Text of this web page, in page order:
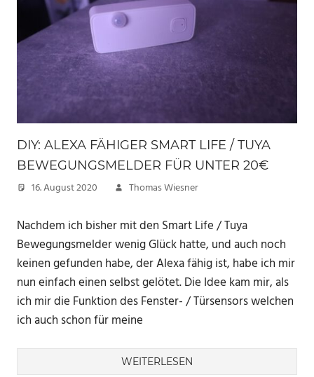
DIY: ALEXA FÄHIGER SMART LIFE / TUYA
BEWEGUNGSMELDER FÜR UNTER 20€
16. August 2020 Thomas Wiesner
Nachdem ich bisher mit den Smart Life / Tuya
Bewegungsmelder wenig Glück hatte, und auch noch
keinen gefunden habe, der Alexa fähig ist, habe ich mir
nun einfach einen selbst gelötet. Die Idee kam mir, als
ich mir die Funktion des Fenster- / Türsensors welchen
ich auch schon für meine
WEITERLESEN